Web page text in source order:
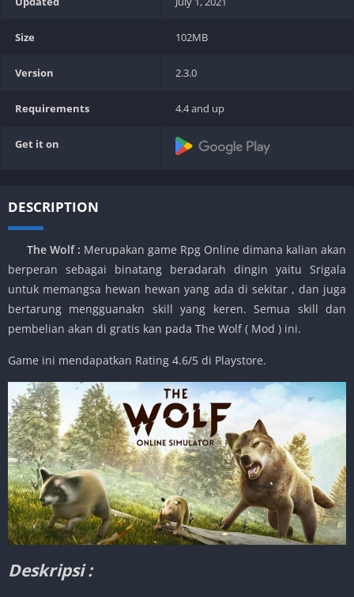
Size 102MB
Version 2.3.0
Requirements 4.4 and up
Get it on
DESCRIPTION
The Wolf : Merupakan game Rpg Online dimana kalian akan
berperan sebagai binatang beradarah dingin yaitu Srigala
untuk memangsa hewan hewan yang ada di sekitar , dan juga
bertarung mengguanakn skill yang keren. Semua skill dan
pembelian akan di gratis kan pada The Wolf ( Mod ) ini.
Game ini mendapatkan Rating 4.6/5 di Playstore.
Deskripsi :